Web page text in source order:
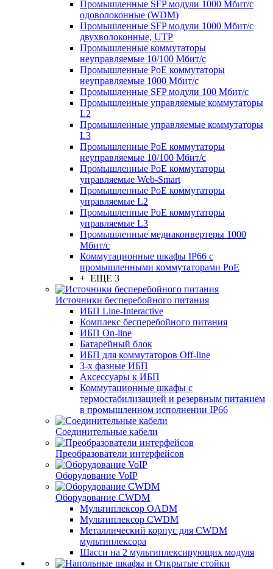
Промышленные SFP модули 1000 Мбит/c
одоволоконные (WDM)
Промышленные SFP модули 1000 Мбит/c
двухволоконные, UTP
Промышленные коммутаторы
неуправляемые 10/100 Мбит/с
Промышленные PoE коммутаторы
неуправляемые 1000 Мбит/с
Промышленные SFP модули 100 Мбит/c
Промышленные управляемые коммутаторы
L2
Промышленные управляемые коммутаторы
L3
Промышленные PoE коммутаторы
неуправляемые 10/100 Мбит/с
Промышленные PoE коммутаторы
управляемые Web-Smart
Промышленные PoE коммутаторы
управляемые L2
Промышленные PoE коммутаторы
управляемые L3
Промышленные медиаконвертеры 1000
Мбит/с
Коммутационные шкафы IP66 c
промышленными коммутаторами PoE
+ ЕЩЕ 3
Источники бесперебойного питания
ИБП Line-Interactive
Комплекс бесперебойного питания
ИБП On-line
Батарейный блок
ИБП для коммутаторов Off-line
3-х фазные ИБП
Аксессуары к ИБП
Коммутационные шкафы с
термостабилизацией и резервным питанием
в промышленном исполнении IP66
Соединительные кабели
Преобразователи интерфейсов
Оборудование VoIP
Оборудование CWDM
Мультиплекcор OADM
Мультиплексор CWDM
Металлический корпус для CWDM
мультиплексора
Шасси на 2 мультиплексирующих модуля